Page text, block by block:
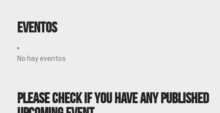
Eventos
No hay eventos
Please Check If You Have Any Published